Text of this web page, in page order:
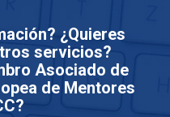
¿Quieres
servicios?
Asociado de
de Mentores